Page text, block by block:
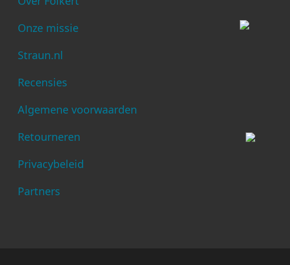
Onze missie
Straun.nl
Recensies
Algemene voorwaarden
Retourneren
Privacybeleid
Partners